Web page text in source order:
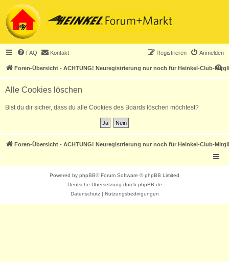
FAQ Kontakt Anmelden
Registrieren
Foren-Übersicht - ACHTUNG! Neuregistrierung nur noch für Heinkel-Club-
S
u
Alle Cookies löschen
Bist du dir sicher, dass du alle Cookies des Boards löschen möchtest?
Foren-Übersicht - ACHTUNG! Neuregistrierung nur noch für Heinkel-Club-
Powered by phpBB® Forum Software © phpBB Limited
Deutsche Übersetzung durch phpBB.de
Datenschutz| Nutzungsbedingungen